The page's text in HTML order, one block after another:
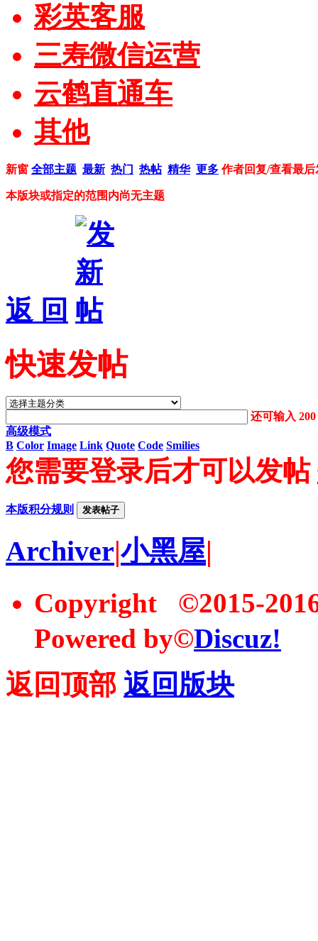
彩英客服
三寿微信运营
云鹤直通车
其他
新窗 全部主题 最新 热门 热帖 精华 更多 作者回复/查看最后
本版块或指定的范围内尚无主题
返 回
快速发帖
还可输入200
高级模式
B Color Image Link Quote Code Smilies
您需要登录后才可以发帖
本版积分规则 发表帖子
Archiver|小黑屋|
Copyright ©2015-
Powered by©Discuz!
返回顶部 返回版块